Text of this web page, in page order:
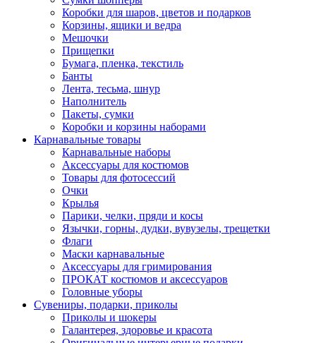
Коробки для шаров, цветов и подарков
Корзины, ящики и ведра
Мешочки
Прищепки
Бумага, пленка, текстиль
Банты
Лента, тесьма, шнур
Наполнитель
Пакеты, сумки
Коробки и корзины наборами
Карнавальные товары
Карнавальные наборы
Аксессуары для костюмов
Товары для фотосессий
Очки
Крылья
Парики, челки, пряди и косы
Язычки, горны, дудки, вувузелы, трещетки
Флаги
Маски карнавальные
Аксессуары для гримирования
ПРОКАТ костюмов и аксессуаров
Головные уборы
Сувениры, подарки, приколы
Приколы и шокеры
Галантерея, здоровье и красота